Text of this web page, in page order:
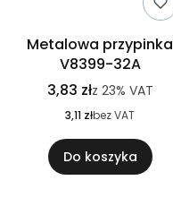
Metalowa przypinka
V8399-32A
3,83 złz 23% VAT
3,11 złbez VAT
Do koszyka